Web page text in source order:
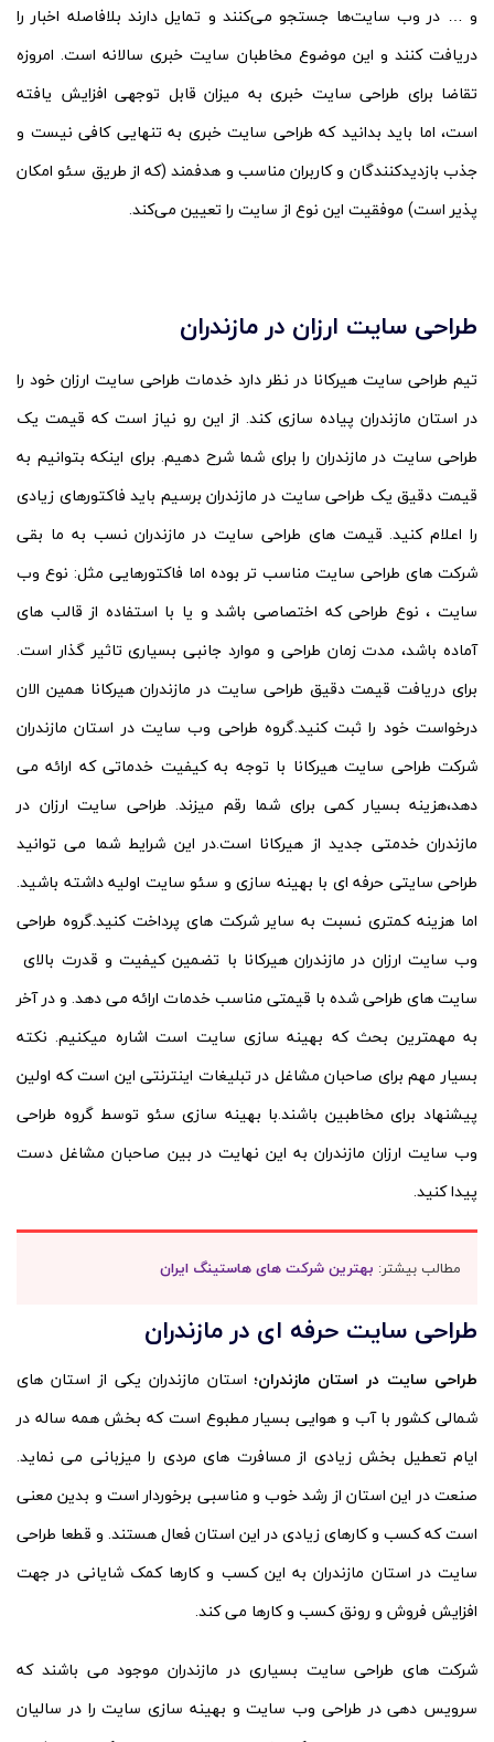
و … در وب سایت‌ها جستجو می‌کنند و تمایل دارند بلافاصله اخبار را
دریافت کنند و این موضوع مخاطبان سایت خبری سالانه است. امروزه
تقاضا برای طراحی سایت خبری به میزان قابل توجهی افزایش یافته
است، اما باید بدانید که طراحی سایت خبری به تنهایی کافی نیست و
جذب بازدیدکنندگان و کاربران مناسب و هدفمند (که از طریق سئو امکان
پذیر است) موفقیت این نوع از سایت را تعیین می‌کند.
طراحی سایت ارزان در مازندران
تیم طراحی سایت هیرکانا در نظر دارد خدمات طراحی سایت ارزان خود را
در استان مازندران پیاده سازی کند. از این رو نیاز است که قیمت یک
طراحی سایت در مازندران را برای شما شرح دهیم. برای اینکه بتوانیم به
قیمت دقیق یک طراحی سایت در مازندران برسیم باید فاکتورهای زیادی
را اعلام کنید. قیمت های طراحی سایت در مازندران نسب به ما بقی
شرکت های طراحی سایت مناسب تر بوده اما فاکتورهایی مثل: نوع وب
سایت ، نوع طراحی که اختصاصی باشد و یا با استفاده از قالب های
آماده باشد، مدت زمان طراحی و موارد جانبی بسیاری تاثیر گذار است.
برای دریافت قیمت دقیق طراحی سایت در مازندران هیرکانا همین الان
درخواست خود را ثبت کنید.گروه طراحی وب سایت در استان مازندران
شرکت طراحی سایت هیرکانا با توجه به کیفیت خدماتی که ارائه می
دهد،هزینه بسیار کمی برای شما رقم میزند. طراحی سایت ارزان در
مازندران خدمتی جدید از هیرکانا است.در این شرایط شما می توانید
طراحی سایتی حرفه ای با بهینه سازی و سئو سایت اولیه داشته باشید.
اما هزینه کمتری نسبت به سایر شرکت های پرداخت کنید.گروه طراحی
وب سایت ارزان در مازندران هیرکانا با تضمین کیفیت و قدرت بالای
سایت های طراحی شده با قیمتی مناسب خدمات ارائه می دهد. و در آخر
به مهمترین بحث که بهینه سازی سایت است اشاره میکنیم. نکته
بسیار مهم برای صاحبان مشاغل در تبلیغات اینترنتی این است که اولین
پیشنهاد برای مخاطبین باشند.با بهینه سازی سئو توسط گروه طراحی
وب سایت ارزان مازندران به این نهایت در بین صاحبان مشاغل دست
پیدا کنید.
مطالب بیشتر: بهترین شرکت های هاستینگ ایران
طراحی سایت حرفه ای در مازندران
طراحی سایت در استان مازندران؛ استان مازندران یکی از استان های
شمالی کشور با آب و هوایی بسیار مطبوع است که بخش همه ساله در
ایام تعطیل بخش زیادی از مسافرت های مردی را میزبانی می نماید.
صنعت در این استان از رشد خوب و مناسبی برخوردار است و بدین معنی
است که کسب و کارهای زیادی در این استان فعال هستند. و قطعا طراحی
سایت در استان مازندران به این کسب و کارها کمک شایانی در جهت
افزایش فروش و رونق کسب و کارها می کند.
شرکت های طراحی سایت بسیاری در مازندران موجود می باشند که
سرویس دهی در طراحی وب سایت و بهینه سازی سایت را در سالیان